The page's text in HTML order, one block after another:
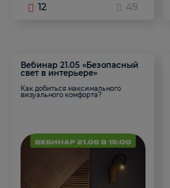
12 49
Вебинар 21.05 «Безопасный
свет в интерьере»
Как добиться максимального
визуального комфорта?